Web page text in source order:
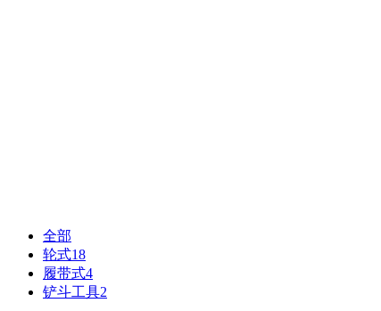
全部
轮式18
履带式4
铲斗工具2